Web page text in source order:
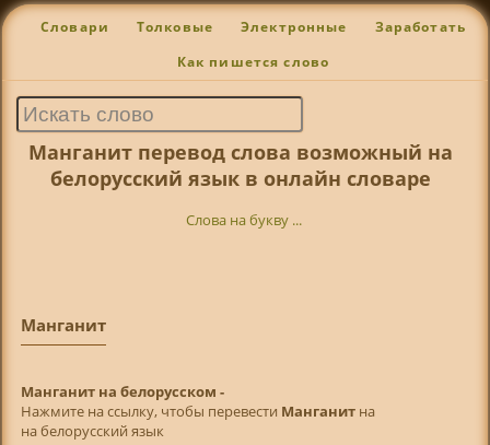
Словари Толковые Электронные Заработать
Как пишется слово
Манганит перевод слова возможный на
белорусский язык в онлайн словаре
Слова на букву ...
Манганит
Манганит на белорусском -
Нажмите на ссылку, чтобы перевести Манганитна
на белорусский язык